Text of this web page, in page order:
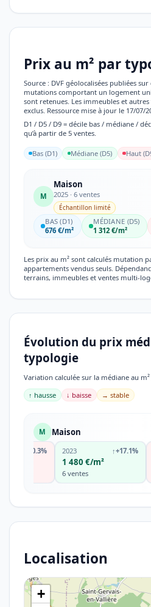
Prix au m² par
Source : DVF géolocalisées publiées
mutations comportant un logement
sont retenues. Les immeubles et
exclus. Ressource mise à jour le 17/07/
D1 / D5 / D9 = décile bas / médiane /
qu’à partir de 5 ventes.
Bas (D1) Médiane (D5) Haut
M
Maison
2025 · 6 ventes
Échantillon limité
BAS (D1)
676 €/m²
MÉDIANE (D5)
1 312 €/m²
Les prix au m² sont calculés mutation
appartements vendus seuls.
terrains, immeubles et ventes multi-
Évolution du prix
typologie
Variation calculée sur la médiane au m²
↑ hausse
↓ baisse → stable
M Maison
-10.3% 2023 ↑+17.1%
1 480 €/m²
6 ventes
Localisation
+